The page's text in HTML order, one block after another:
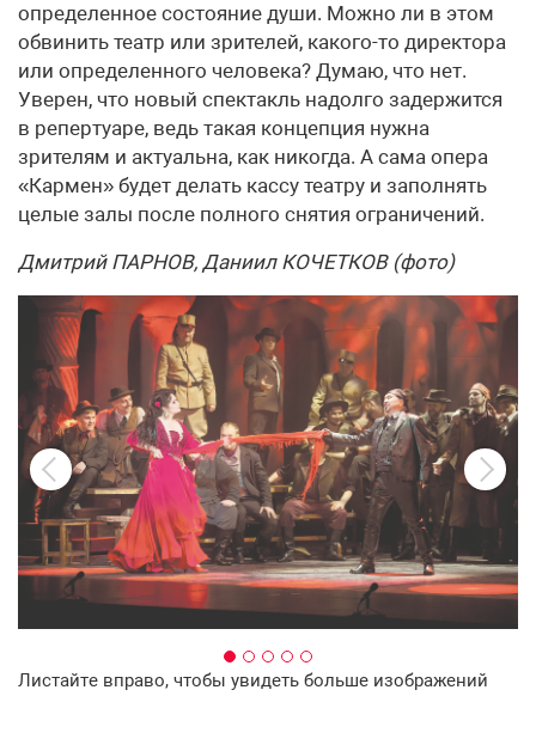
определенное состояние души. Можно ли в этом
обвинить театр или зрителей, какого-то директора
или определенного человека? Думаю, что нет.
Уверен, что новый спектакль надолго задержится
в репертуаре, ведь такая концепция нужна
зрителям и актуальна, как никогда. А сама опера
«Кармен» будет делать кассу театру и заполнять
целые залы после полного снятия ограничений.
Дмитрий ПАРНОВ, Даниил КОЧЕТКОВ (фото)
Листайте вправо, чтобы увидеть больше изображений